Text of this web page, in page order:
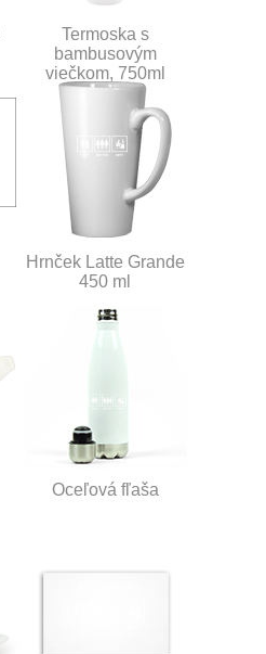
Termoska s
bambusovým
viečkom, 750ml
Hrnček Latte Grande
450 ml
Oceľová fľaša